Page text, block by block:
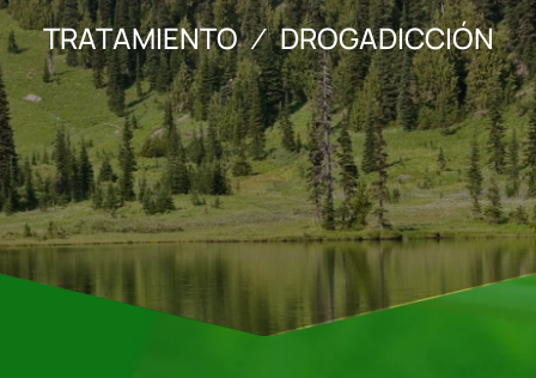
TRATAMIENTO
DROGADICCIÓN